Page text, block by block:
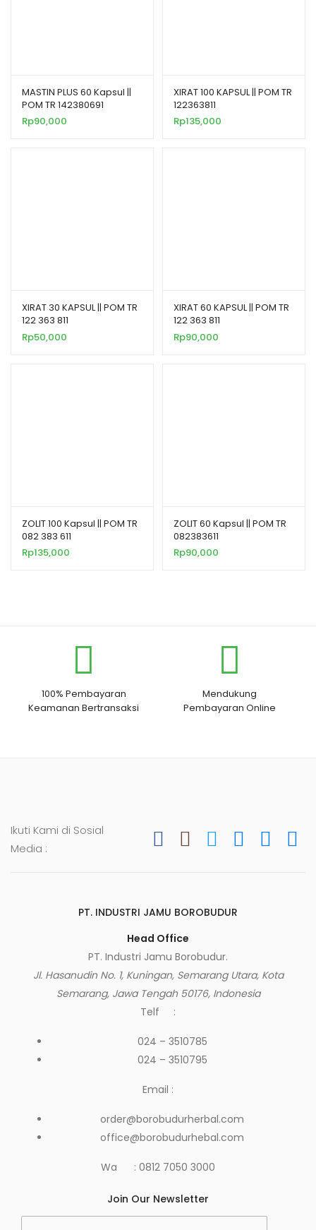
MASTIN PLUS 60 Kapsul ||
POM TR 142380691
Rp90,000
XIRAT 100 KAPSUL || POM TR
122363811
Rp135,000
XIRAT 30 KAPSUL || POM TR
122 363 811
Rp50,000
XIRAT 60 KAPSUL || POM TR
122 363 811
Rp90,000
ZOLIT 100 Kapsul || POM TR
082 383 611
Rp135,000
ZOLIT 60 Kapsul || POM TR
082383611
Rp90,000
100% Pembayaran
Keamanan Bertransaksi
Mendukung
Pembayaran Online
Ikuti Kami di Sosial
Media :
PT. INDUSTRI JAMU BOROBUDUR
Head Office
PT. Industri Jamu Borobudur.
Jl. Hasanudin No. 1, Kuningan, Semarang Utara, Kota
Semarang, Jawa Tengah 50176, Indonesia
Telf :
024 – 3510785
024 – 3510795
Email :
order@borobudurherbal.com
office@borobudurhebal.com
Wa : 0812 7050 3000
Join Our Newsletter